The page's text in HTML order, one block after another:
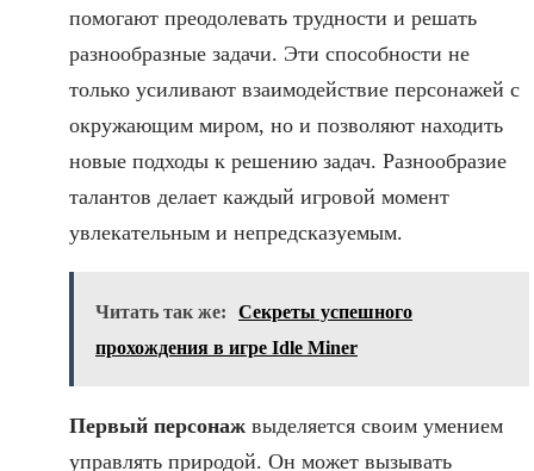
помогают преодолевать трудности и решать
разнообразные задачи. Эти способности не
только усиливают взаимодействие персонажей с
окружающим миром, но и позволяют находить
новые подходы к решению задач. Разнообразие
талантов делает каждый игровой момент
увлекательным и непредсказуемым.
Читать так же:
Секреты успешного
прохождения в игре Idle Miner
Первый персонаж выделяется своим умением
управлять природой. Он может вызывать